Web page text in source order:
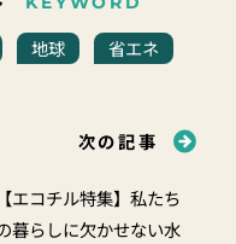
地球 省エネ
次の記事
【エコチル特集】私たち
暮らしに欠かせない水